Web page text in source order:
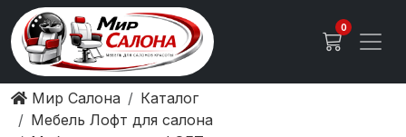
0
Мир Салона
Каталог
Мебель Лофт для салона